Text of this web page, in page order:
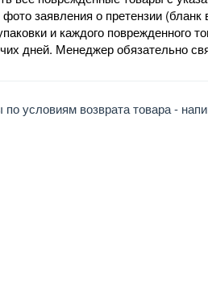
заявления о претензии
и каждого
дней. Менеджер обязательно
условиям возврата товара -